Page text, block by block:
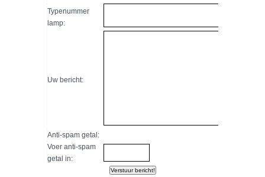
Typenummer
lamp:
Uw bericht:
Anti-spam getal:
Voer anti-spam
getal in: